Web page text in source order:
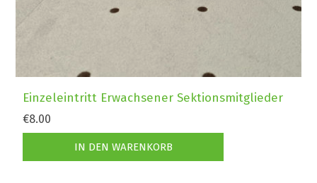
Einzeleintritt Erwachsener Sektionsmitglieder
€8.00